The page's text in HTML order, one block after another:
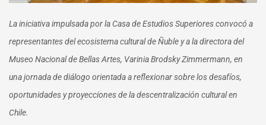
La iniciativa impulsada por la Casa de Estudios Superiores convocó a
representantes del ecosistema cultural de Ñuble y a la directora del
Museo Nacional de Bellas Artes, Varinia Brodsky Zimmermann, en
una jornada de diálogo orientada a reflexionar sobre los desafíos,
oportunidades y proyecciones de la descentralización cultural en
Chile.